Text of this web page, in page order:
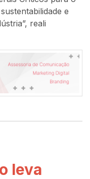
e
reali
leva